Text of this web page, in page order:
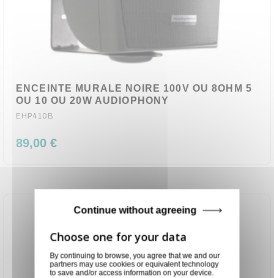
ENCEINTE MURALE NOIRE 100V OU 8OHM 5
OU 10 OU 20W AUDIOPHONY
EHP410B
89,00 €
By continuing to browse, you agree that we and our
partners may use cookies or equivalent technology
to save and/or access information on your device.
Continue without agreeing